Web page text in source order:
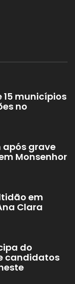
15 municípios
no
após grave
Monsenhor
em
Clara
do
candidatos